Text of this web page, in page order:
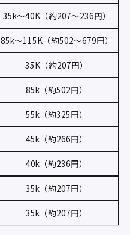
35k〜40K（約207〜236円）
85k〜115K（約502〜679円）
35K（約207円）
85k（約502円）
55k（約325円）
45k（約266円）
40k（約236円）
35k（約207円）
35k（約207円）